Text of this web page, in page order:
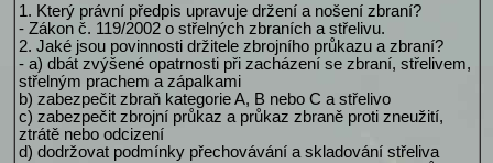
1. Který právní předpis upravuje držení a nošení zbraní?
- Zákon č. 119/2002 o střelných zbraních a střelivu.
2. Jaké jsou povinnosti držitele zbrojního průkazu a zbraní?
- a) dbát zvýšené opatrnosti při zacházení se zbraní, střelivem,
střelným prachem a zápalkami
b) zabezpečit zbraň kategorie A, B nebo C a střelivo
c) zabezpečit zbrojní průkaz a průkaz zbraně proti zneužití,
ztrátě nebo odcizení
d) dodržovat podmínky přechovávání a skladování střeliva